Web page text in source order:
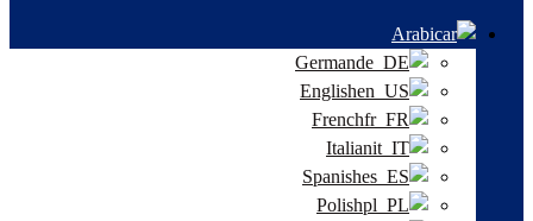
Arabic
German
English
French
Italian
Spanish
Polish